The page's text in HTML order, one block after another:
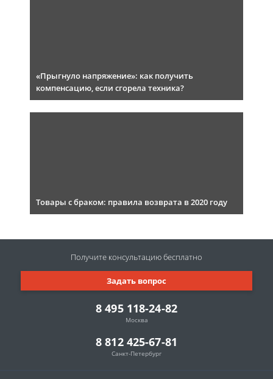
«Прыгнуло напряжение»: как получить
компенсацию, если сгорела техника?
Товары с браком: правила возврата в 2020 году
8 495 118-24-82
Москва
8 812 425-67-81
Санкт-Петербург
Задать вопрос
Получите консультациюбесплатно